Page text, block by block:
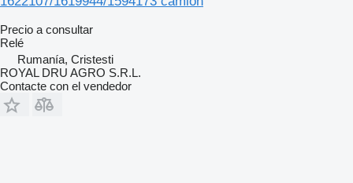
Precio a consultar
Relé
Rumanía, Cristesti
ROYAL DRU AGRO S.R.L.
Contacte con el vendedor